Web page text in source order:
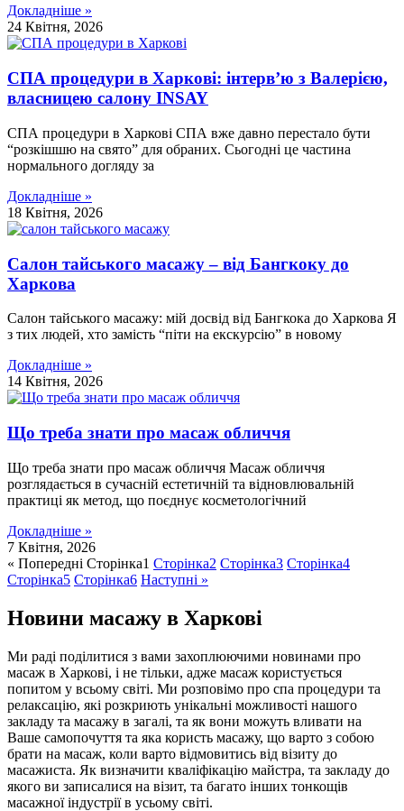
Докладніше »
24 Квітня, 2026
СПА процедури в Харкові: інтерв’ю з Валерією,
власницею салону INSAY
СПА процедури в Харкові СПА вже давно перестало бути
“розкішшю на свято” для обраних. Сьогодні це частина
нормального догляду за
Докладніше »
18 Квітня, 2026
Салон тайського масажу – від Бангкоку до
Харкова
Салон тайського масажу: мій досвід від Бангкока до Харкова Я
з тих людей, хто замість “піти на екскурсію” в новому
Докладніше »
14 Квітня, 2026
Що треба знати про масаж обличчя
Що треба знати про масаж обличчя Масаж обличчя
розглядається в сучасній естетичній та відновлювальній
практиці як метод, що поєднує косметологічний
Докладніше »
7 Квітня, 2026
« Попередні Сторінка1 Сторінка2 Сторінка3 Сторінка4
Сторінка5 Сторінка6 Наступні »
Новини масажу в Харкові
Ми раді поділитися з вами захоплюючими новинами про
масаж в Харкові, і не тільки, адже масаж користується
попитом у всьому світі. Ми розповімо про спа процедури та
релаксацію, які розкриють унікальні можливості нашого
закладу та масажу в загалі, та як вони можуть вливати на
Ваше самопочуття та яка користь масажу, що варто з собою
брати на масаж, коли варто відмовитись від візиту до
масажиста. Як визначити кваліфікацію майстра, та закладу до
якого ви записалися на візит, та багато інших тонкощів
масажної індустрії в усьому світі.